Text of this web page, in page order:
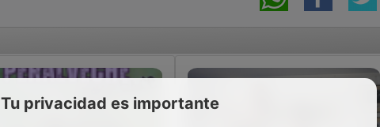
Tu privacidad es importante